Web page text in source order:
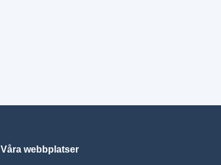
Våra webbplatser